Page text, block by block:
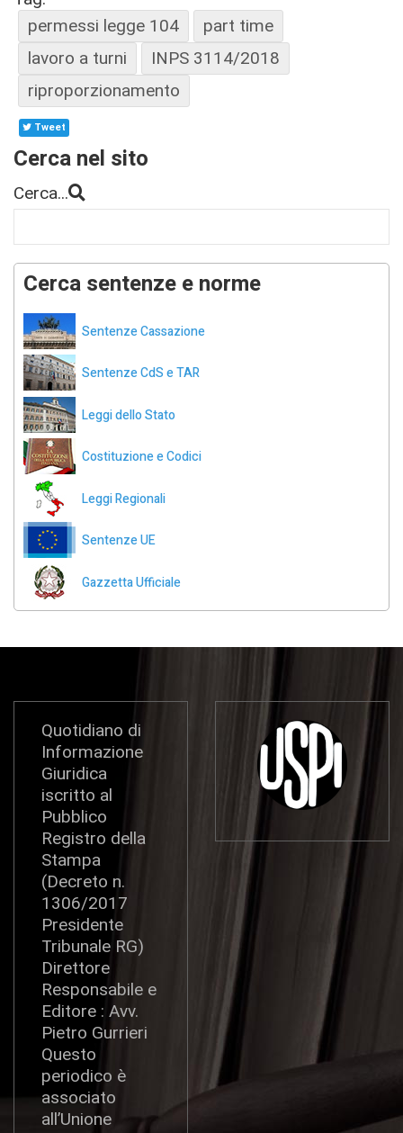
permessi legge 104
part time
lavoro a turni
INPS 3114/2018
riproporzionamento
Tweet
Cerca nel sito
Cerca...
Cerca sentenze e norme
Sentenze Cassazione
Sentenze CdS e TAR
Leggi dello Stato
Costituzione e Codici
Leggi Regionali
Sentenze UE
Gazzetta Ufficiale
Quotidiano di
Informazione
Giuridica
iscritto al
Pubblico
Registro della
Stampa
(Decreto n.
1306/2017
Presidente
Tribunale RG)
Direttore
Responsabile e
Editore : Avv.
Pietro Gurrieri
Questo
periodico è
associato
all’Unione